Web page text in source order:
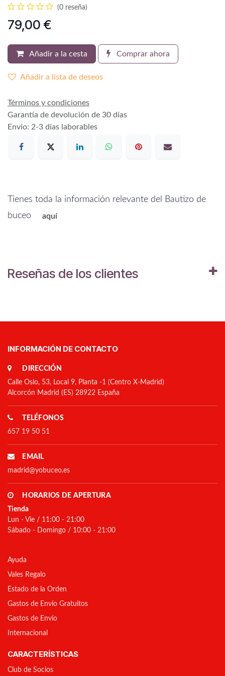
(0 reseña)
79,00 €
Añadir a la cesta Comprar ahora
Añadir a lista de deseos
Términos y condiciones
Garantía de devolución de 30 días
Envío: 2-3 días laborables
Tienes toda la información relevante del Bautizo de
buceo
aquí
Reseñas de los clientes
INFORMACIÓN DE CONTACTO
DIRECCIÓN
Calle Oslo, 53, Local 9, Planta -1 (Centro X-Madrid)
Alcorcón Madrid (ES) 28922 España
TELÉFONOS
657 19 50 51
EMAIL
madrid@yobuceo.es
HORARIOS DE APERTURA
Tienda
Lun - Vie / 11:00 - 21:00
Sábado - Domingo / 10:00 - 21:00
Ayuda
Vales Regalo
Estado de la Orden
Gastos de Envío Gratuitos
Gastos de Envío
Internacional
CARACTERÍSTICAS
Club de Socios